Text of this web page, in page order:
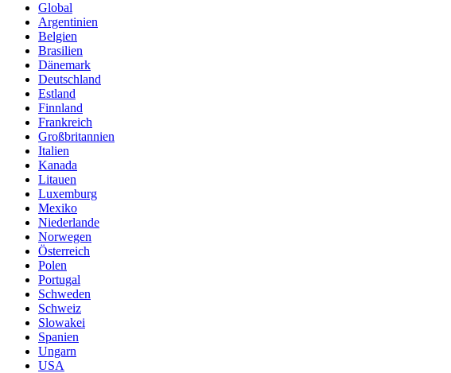
Global
Argentinien
Belgien
Brasilien
Dänemark
Deutschland
Estland
Finnland
Frankreich
Großbritannien
Italien
Kanada
Litauen
Luxemburg
Mexiko
Niederlande
Norwegen
Österreich
Polen
Portugal
Schweden
Schweiz
Slowakei
Spanien
Ungarn
USA